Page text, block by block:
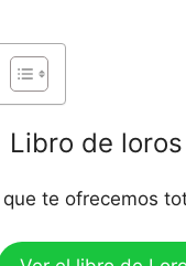
Libro de
te ofrecemos